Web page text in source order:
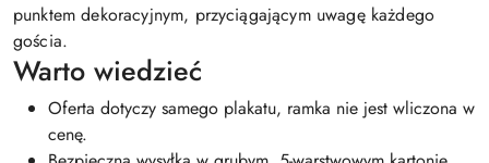
punktem dekoracyjnym, przyciągającym uwagę każdego
gościa.
Warto wiedzieć
Oferta dotyczy samego plakatu, ramka nie jest wliczona w
cenę.